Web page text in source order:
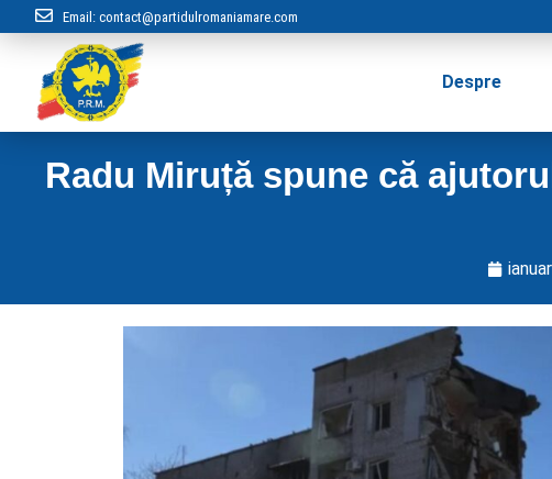
Email: contact@partidulromaniamare.com
Despre
Radu Miruță spune că